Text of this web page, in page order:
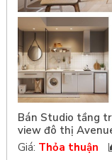
Bán Studio tầng
view đô thị
Giá: Thỏa thuận